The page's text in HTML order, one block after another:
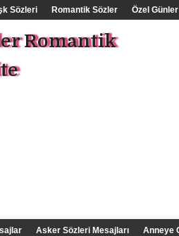
Sözleri Romantik Sözler Özel Günler
Romantik
Asker Sözleri Mesajları Anneye